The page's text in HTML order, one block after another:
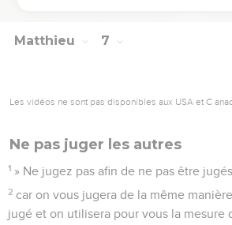
Matthieu 7
Les vidéos ne sont pas disponibles aux USA et C
Ne pas juger les autres
1 » Ne jugez pas afin de ne pas être jugés,
2 car on vous jugera de la même
jugé et on utilisera pour vous la mesure